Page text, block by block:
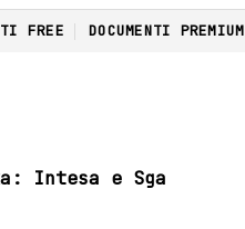
FREE DOCUMENTI PREMIUM
Intesa e Sga